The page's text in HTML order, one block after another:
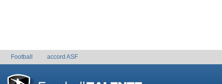
Football accord ASF